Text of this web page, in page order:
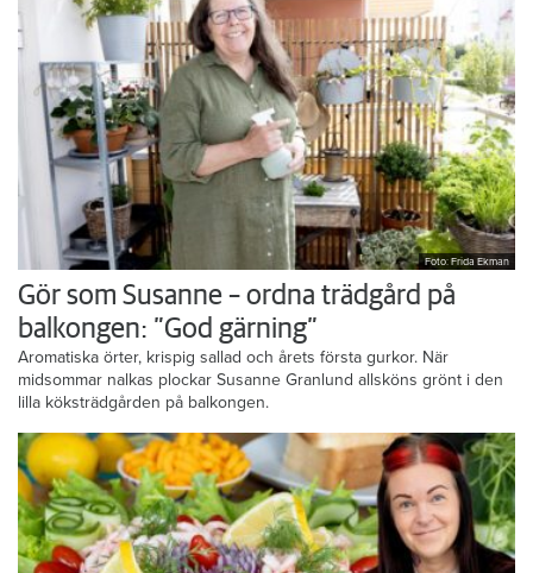
Foto: Frida Ekman
Gör som Susanne – ordna trädgård på
balkongen: ”God gärning”
Aromatiska örter, krispig sallad och årets första gurkor. När
midsommar nalkas plockar Susanne Granlund allsköns grönt i den
lilla köksträdgården på balkongen.